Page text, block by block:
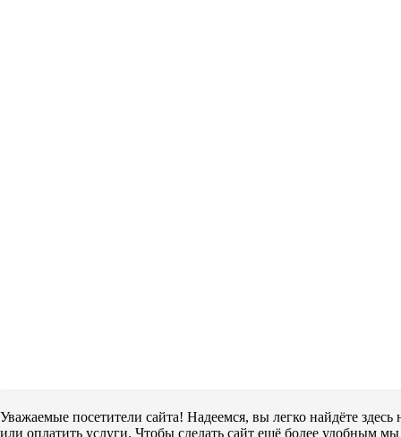
Уважаемые посетители сайта! Надеемся, вы легко найдёте
или оплатить услуги. Чтобы сделать сайт ещё более удобным